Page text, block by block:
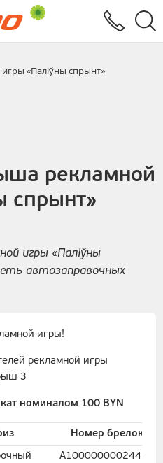
«Паліўны спрынт»
рекламной
спрынт»
игры «Паліўны
автозаправочных
игры!
рекламной игры
3
номиналом 100 BYN
Номер брелока
A100000000244142